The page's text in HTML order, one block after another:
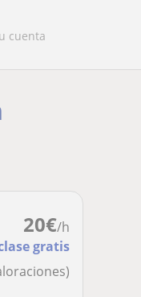
cuenta
20€/h
gratis